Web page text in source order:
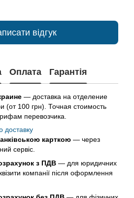
відгук
Оплата Гарантія
— доставка на отделение
(от 100 грн). Точная стоимость
перевозчика.
доставку
карткою — через
сервіс.
з ПДВ — для юридичних
компанії після оформлення